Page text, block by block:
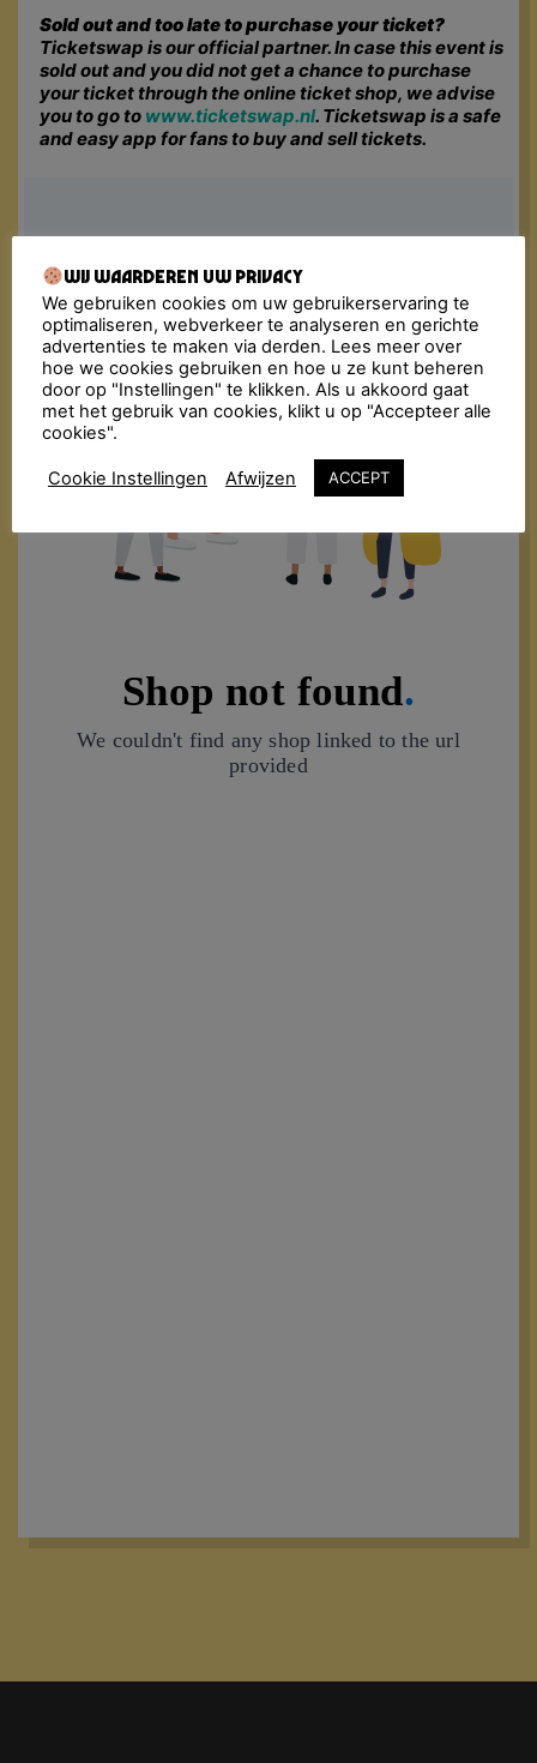
Sold out and too late to purchase your ticket?
Ticketswap is our official partner. In case this event is
sold out and you did not get a chance to purchase
your ticket through the online ticket shop, we advise
you to go to www.ticketswap.nl. Ticketswap is a safe
and easy app for fans to buy and sell tickets.
Wij waarderen uw privacy
We gebruiken cookies om uw gebruikerservaring te
optimaliseren, webverkeer te analyseren en gerichte
advertenties te maken via derden. Lees meer over
hoe we cookies gebruiken en hoe u ze kunt beheren
door op "Instellingen" te klikken. Als u akkoord gaat
met het gebruik van cookies, klikt u op "Accepteer alle
cookies".
Cookie Instellingen Afwijzen ACCEPT